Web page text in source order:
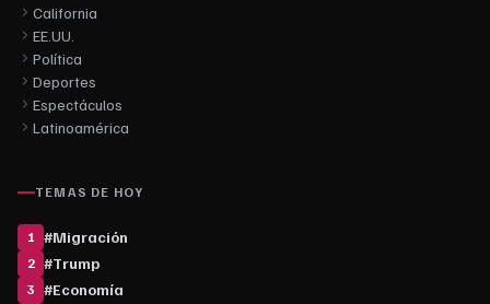
California
EE.UU.
Política
Deportes
Espectáculos
Latinoamérica
TEMAS DE HOY
1 #Migración
2 #Trump
3 #Economía